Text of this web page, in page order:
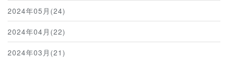
2024年05月(24)
2024年04月(22)
2024年03月(21)